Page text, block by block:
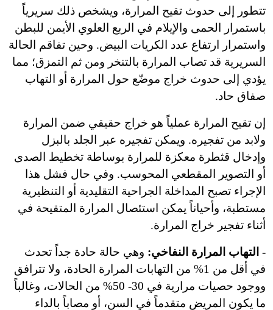
تتطور إلى حدوث تقيح المرارة، ويشخص ذلك سريرياً
باستمرار الحمى والإيلام في الربع العلوي الأيمن للبطن
واستمرار ارتفاع عدد الكريات البيض. وحين تفاقم الحالة
السريرية قد تصاب المرارة بالتنخر ومن ثم التمزق؛ مما
يؤدي إلى حدوث خراج موضّع حول المرارة أو التهاب
صفاق حاد.
إن تقيح المرارة عملياً هو خراج حقيقي ضمن المرارة
ولابد من تفجيره. ويمكن تفجيره عبر الجلد بالبزل
وإدخال قثطرة معكزة للمرارة بوساطة تخطيط الصدى
أو التصوير المقطعي المحوسب. وفي حال فشل هذا
الإجراء تصبح المداخلة الجراحية التقليدية أو التنظيرية
مستطبة، وأحياناً يمكن استئصال المرارة المتقيحة في
أثناء تفجير خراج المرارة.
- التهاب المرارة النفاخي: وهي حالة حادة جداً تحدث
في أقل من 1% من التهابات المرارة الحادة، ولا تترافق
ووجود حصيات مرارية في 30- 50% من الحالات، وغالباً
ما يكون المريض متقدماً في السن، أو مصاباً بالداء